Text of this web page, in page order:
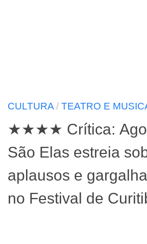
CULTURA/ TEATRO E
★★★★ Crítica:
São Elas estreia
aplausos e
no Festival de